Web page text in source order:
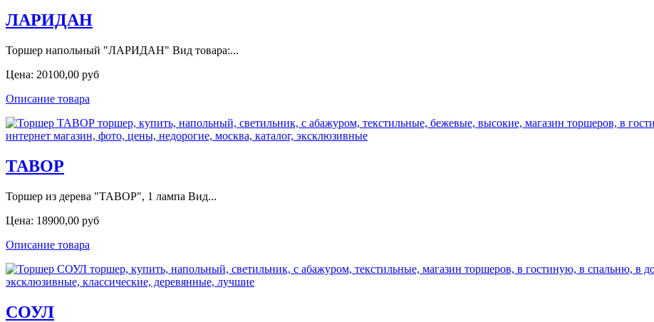
ЛАРИДАН
Торшер напольный "ЛАРИДАН" Вид товара:...
Цена: 20100,00 руб
Описание товара
ТАВОР
Торшер из дерева "ТАВОР", 1 лампа Вид...
Цена: 18900,00 руб
Описание товара
СОУЛ